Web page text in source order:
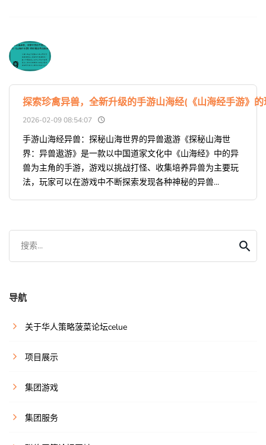
探索珍禽异兽，全新升级的手游山海经(《山海经手游》
2026-02-09 08:54:07
手游山海经异兽：探秘山海世界的异兽遨游《探秘山海世
界：异兽遨游》是一款以中国道家文化中《山海经》中的异
兽为主角的手游，游戏以挑战打怪、收集培养异兽为主要玩
法，玩家可以在游戏中不断探索发现各种神秘的异兽...
搜索...
导航
关于华人策略菠菜论坛celue
项目展示
集团游戏
集团服务